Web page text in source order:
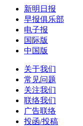
新明日报
早报俱乐部
电子报
国际版
中国版
关于我们
常见问题
关注我们
联络我们
广告联络
投函/投稿